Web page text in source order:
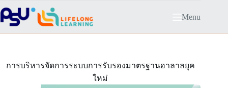
to
content
Menu
การบริหารจัดการระบบการรับรองมาตรฐานฮาลาลยุค
ใหม่